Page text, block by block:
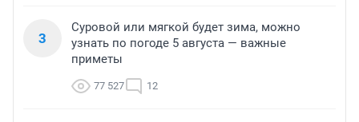
3
Суровой или мягкой будет зима, можно
узнать по погоде 5 августа — важные
приметы
77 527 12